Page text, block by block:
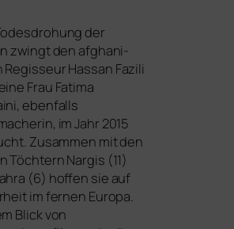
der
zwingt den afgha­ni­
Regisseur Hassan Fazili
Frau Fatima
eben­falls
im Jahr 2015
Zusammen mit den
Töchtern Nargis (11)
(6) hof­fen sie auf
im fer­nen Europa.
Blick von